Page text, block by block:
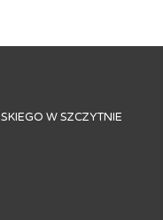
W SZCZYTNIE